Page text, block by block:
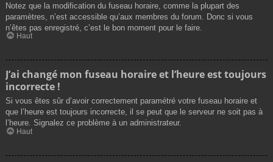
Notez que la modification du fuseau horaire, comme la plupart des
paramètres, n’est accessible qu’aux membres du forum. Donc si vous
n’êtes pas enregistré, c’est le bon moment pour le faire.
Haut
J’ai changé mon fuseau horaire et l’heure est toujours
incorrecte !
Si vous êtes sûr d’avoir correctement paramétré votre fuseau horaire et
que l’heure est toujours incorrecte, il se peut que le serveur ne soit pas à
l’heure. Signalez ce problème à un administrateur.
Haut